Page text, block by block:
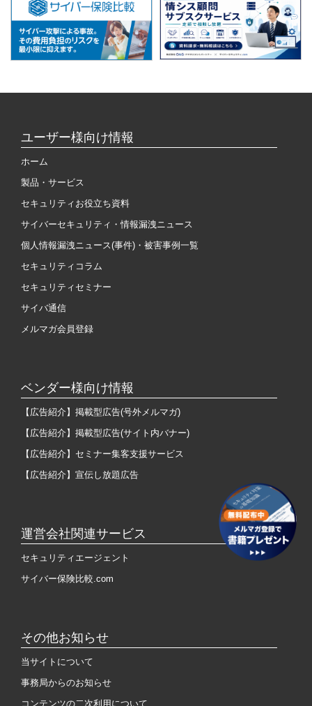
ユーザー様向け情報
ホーム
製品・サービス
セキュリティお役立ち資料
サイバーセキュリティ・情報漏洩ニュース
個人情報漏洩ニュース(事件)・被害事例一覧
セキュリティコラム
セキュリティセミナー
サイバ通信
メルマガ会員登録
ベンダー様向け情報
【広告紹介】掲載型広告(号外メルマガ)
【広告紹介】掲載型広告(サイト内バナー)
【広告紹介】セミナー集客支援サービス
【広告紹介】宣伝し放題広告
運営会社関連サービス
セキュリティエージェント
サイバー保険比較.com
その他お知らせ
当サイトについて
事務局からのお知らせ
コンテンツの二次利用について